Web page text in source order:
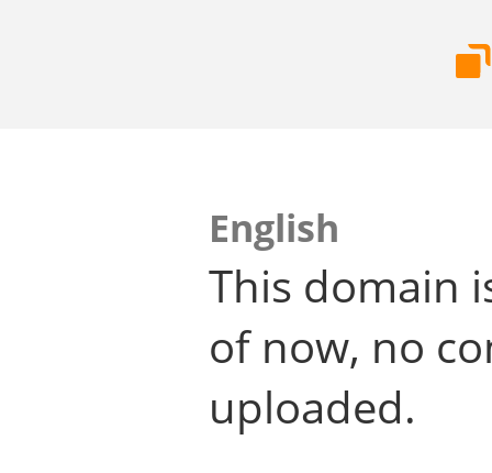
English
This domain
of now, no
uploaded.